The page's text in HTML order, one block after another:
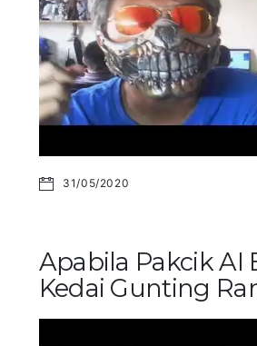
31/05/2020
Apabila Pakcik AI
Kedai Gunting